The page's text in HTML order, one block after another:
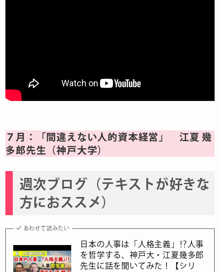
７月：「間違えない人的資本経営」 江夏 幾
多郎先生（神戸大学）
週次ブログ（テキストが好きな
方におススメ）
あわせて読みたい
日本の人事は「人格主義」⁉人事
を哲学する、神戸大・江夏幾多郎
先生に話を聞いてみた！【シリ